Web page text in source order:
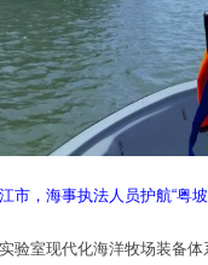
，海事执法人员护航“粤
验室现代化海洋牧场装备